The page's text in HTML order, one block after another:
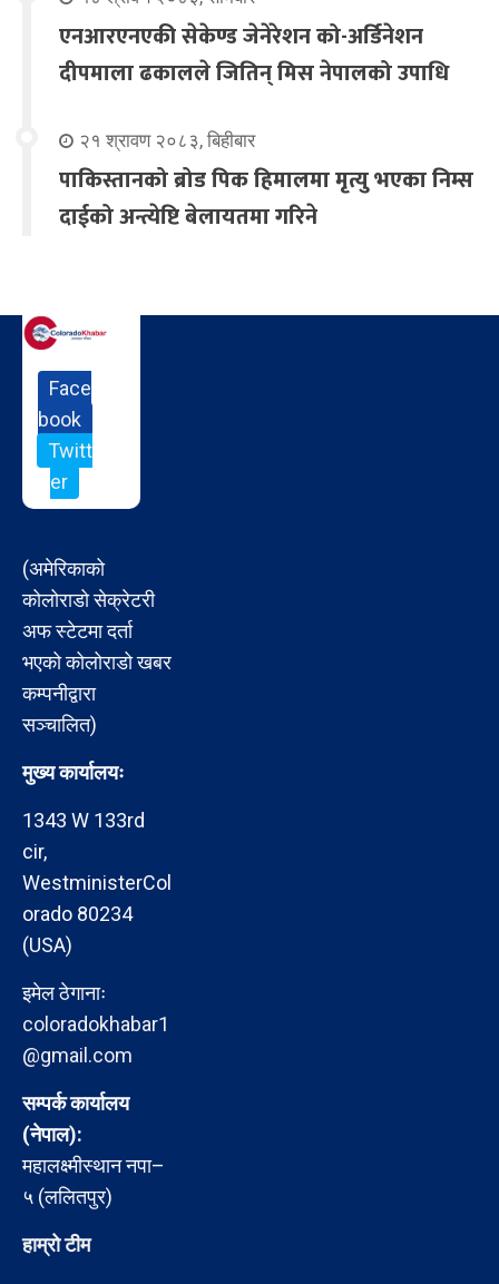
एनआरएनएकी सेकेण्ड जेनेरेशन को-अर्डिनेशन
दीपमाला ढकालले जितिन् मिस नेपालको उपाधि
२१ श्रावण २०८३, बिहीबार
पाकिस्तानको ब्रोड पिक हिमालमा मृत्यु भएका निम्स
दाईको अन्त्येष्टि बेलायतमा गरिने
Face
book
Twitt
er
(अमेरिकाको
कोलोराडो सेक्रेटरी
अफ स्टेटमा दर्ता
भएको कोलोराडो खबर
कम्पनीद्वारा
सञ्चालित)
मुख्य कार्यालयः
1343 W 133rd
cir,
WestministerCol
orado 80234
(USA)
इमेल ठेगानाः
coloradokhabar1
@gmail.com
सम्पर्क कार्यालय
(नेपाल):
महालक्ष्मीस्थान नपा–
५ (ललितपुर)
हाम्रो टीम